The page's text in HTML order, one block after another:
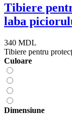
Tibiere
laba
340 MDL
Tibiere pentru
Сuloare
Dimensiune